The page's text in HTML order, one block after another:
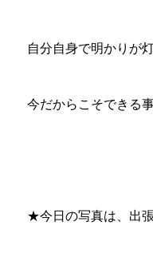
自分自身で明かりが
今だからこそできる
★今日の写真は、出